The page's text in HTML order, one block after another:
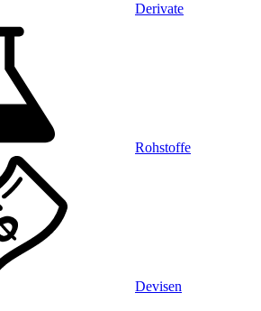
Derivate
Rohstoffe
Devisen